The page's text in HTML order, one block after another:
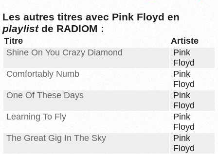
Les autres titres avec Pink Floyd en
playlistde RADIOM :
Titre
Artiste
Shine On You Crazy Diamond
Pink
Floyd
Comfortably Numb
Pink
Floyd
One Of These Days
Pink
Floyd
Learning To Fly
Pink
Floyd
The Great Gig In The Sky
Pink
Floyd